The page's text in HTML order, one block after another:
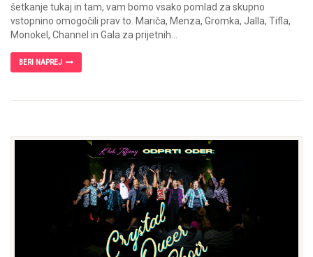
šetkanje tukaj in tam, vam bomo vsako pomlad za skupno
vstopnino omogočili prav to. Mariča, Menza, Gromka, Jalla, Tifla,
Monokel, Channel in Gala za prijetnih...
BERI NAPREJ